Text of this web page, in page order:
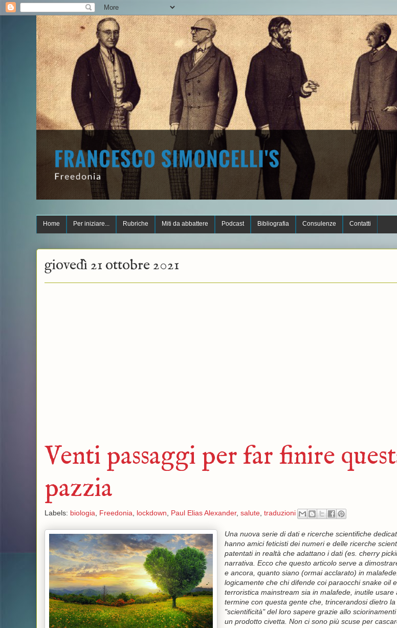
Home Per iniziare... Rubriche Miti da abbattere Podcast Bibliografia Consulenze Contatti
giovedì 21 ottobre 2021
Venti passaggi per far finire
pazzia
Labels: biologia, Freedonia, lockdown, Paul Elias Alexander, salute, traduzioni
Una nuova serie di dati e ricerche scientifiche
hanno amici feticisti dei numeri e delle ricerche
patentati in realtà che adattano i dati (es. cherry
narrativa. Ecco che questo articolo serve a
e ancora, quanto siano (ormai acclarato) in
logicamente che chi difende coi paraocchi snake oil
terroristica mainstream sia in malafede, inutile usare
termine con questa gente che, trincerandosi dietro
"scientificità" del loro sapere grazie allo
un prodotto civetta. Non ci sono più scuse per